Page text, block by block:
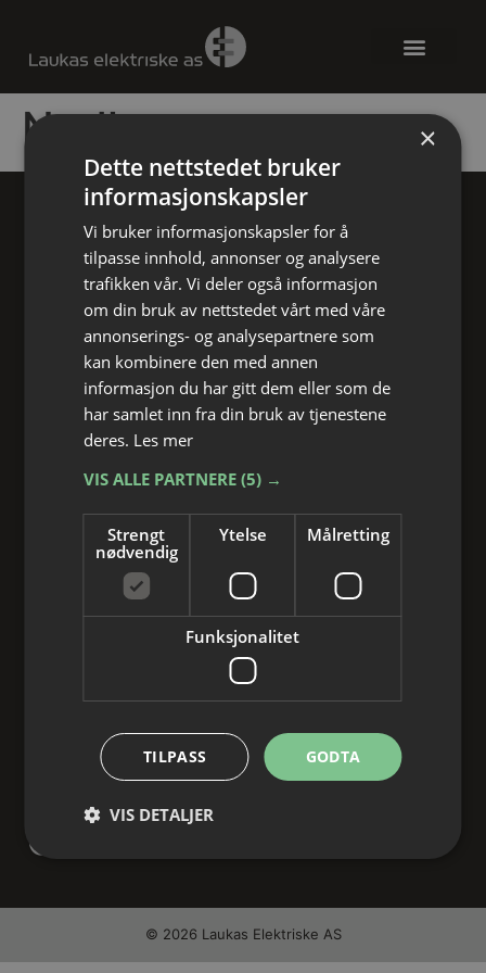
Nødlys
BESØK OSS
Laukas Elektriske AS
Sørumsgata 32,
2004 Lillestrøm
KONTAKT
+47 63 89 05 00
Åpningstider:
Man-Tor: 07:30 – 16:00
Fre: 07:30 – 14:00
Redegjørelse åpenhetsloven 2025
Vi er Miljøfyrtårnssertifisert
Personvern og cookies
© 2026 Laukas Elektriske AS
×
Dette nettstedet bruker
informasjonskapsler
Vi bruker informasjonskapsler for å
tilpasse innhold, annonser og analysere
trafikken vår. Vi deler også informasjon
om din bruk av nettstedet vårt med våre
annonserings- og analysepartnere som
kan kombinere den med annen
informasjon du har gitt dem eller som de
har samlet inn fra din bruk av tjenestene
deres. Les mer
VIS ALLE PARTNERE(5) →
Strengt
nødvendig
Ytelse Målretting
Funksjonalitet
GODTA
TILPASS
VIS DETALJER